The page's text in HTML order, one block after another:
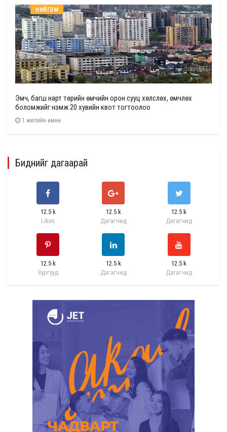
НИЙГЭМ
Эмч, багш нарт төрийн өмчийн орон сууц хөлслөх, өмчлөх
боломжийг нэмж 20 хувийн квот тогтоолоо
1 жилийн өмнө
Биднийг дагаарай
12.5 k
Likes
12.5 k
Дагагчид
12.5 k
Дагагчид
12.5 k
Зургууд
12.5 k
Дагагчид
12.5 k
Дагагчид